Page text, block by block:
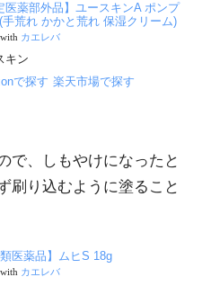
医薬部外品】ユースキンA ポンプ
手荒れ かかと荒れ 保湿クリーム)
カエレバ
キン
で探す 楽天市場で探す
で、しもやけになったと
刷り込むように塗ること
類医薬品】ムヒS 18g
カエレバ